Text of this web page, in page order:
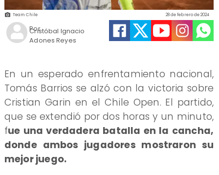
Team Chile
Cristóbal Ignacio
Adones Reyes
28 de febrero de 2024
Por
​En un esperado enfrentamiento nacional,
Tomás Barrios se alzó con la victoria sobre
Cristian Garin en el Chile Open. El partido,
que se extendió por dos horas y un minuto,
fue una verdadera batalla en la cancha,
donde ambos jugadores mostraron su
mejor juego.